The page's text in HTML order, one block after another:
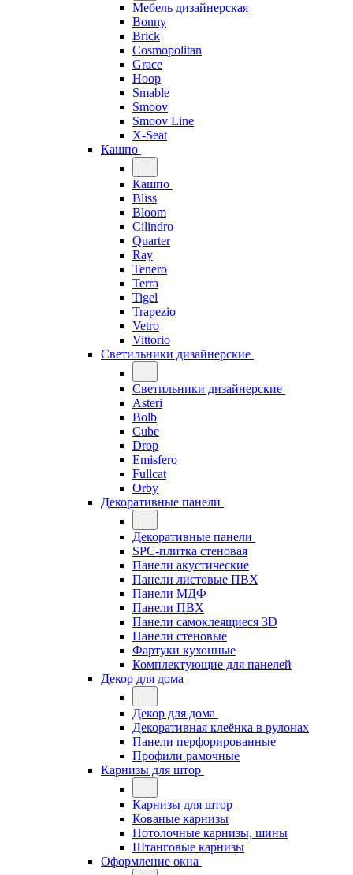
Мебель дизайнерская
Bonny
Brick
Cosmopolitan
Grace
Hoop
Smable
Smoov
Smoov Line
X-Seat
Кашпо
Кашпо
Bliss
Bloom
Cilindro
Quarter
Ray
Tenero
Terra
Tigel
Trapezio
Vetro
Vittorio
Светильники дизайнерские
Светильники дизайнерские
Asteri
Bolb
Cube
Drop
Emisfero
Fullcat
Orby
Декоративные панели
Декоративные панели
SPC-плитка стеновая
Панели акустические
Панели листовые ПВХ
Панели МДФ
Панели ПВХ
Панели самоклеящиеся 3D
Панели стеновые
Фартуки кухонные
Комплектующие для панелей
Декор для дома
Декор для дома
Декоративная клеёнка в рулонах
Панели перфорированные
Профили рамочные
Карнизы для штор
Карнизы для штор
Кованые карнизы
Потолочные карнизы, шины
Штанговые карнизы
Оформление окна